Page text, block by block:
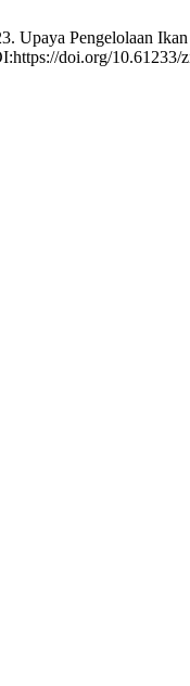
Upaya Pengelolaan
doi.org/10.61233/